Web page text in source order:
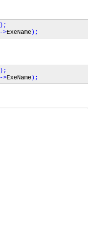
->ExeName
->ExeName